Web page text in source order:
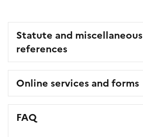
Statute and miscellaneous
references
Online services and forms
FAQ